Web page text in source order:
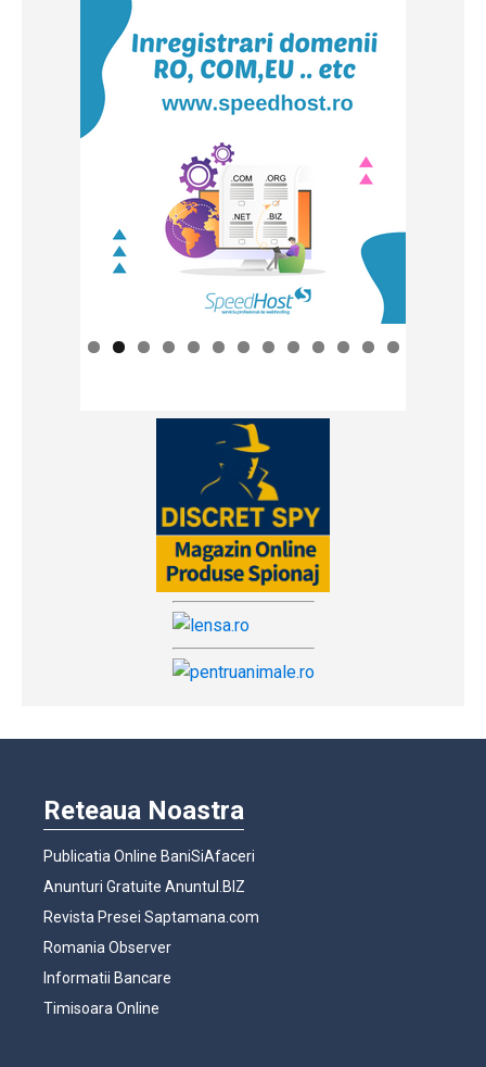
Reteaua Noastra
Publicatia Online BaniSiAfaceri
Anunturi Gratuite Anuntul.BIZ
Revista Presei Saptamana.com
Romania Observer
Informatii Bancare
Timisoara Online